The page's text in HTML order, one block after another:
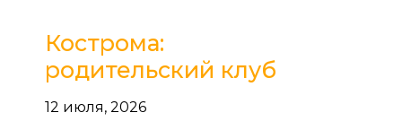
Кострома:
родительский клуб
12 июля, 2026